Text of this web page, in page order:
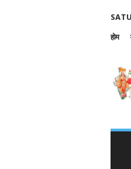
होम
u